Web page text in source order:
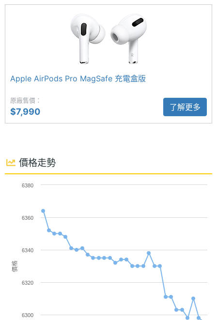
可結合運動模式偵測
AirPods Pro 3 首次支援心率感測功能，耳機內建感測
器每秒發出 256 次不可見光 LED，並結合加速度計感
測技術，即時監測使用者心率，搭配「健身」App 中
多達 50 種運動模式，可精準追蹤心率與消耗的卡路
里。聽力健康方面，AirPods Pro 3 提供「降低高音
量」功能，有效減少暴露於過高環境噪音的風險；同
AirPods Pro 3 功能特色
◎ H2 晶片
◎ IP57 防塵防水等級（耳機 + 充電盒）
◎ 主動式降噪、適應性通透模式、適應性等化功能
◎ 個人化空間音訊（動態頭部追蹤功能）
◎ 保真壓縮音訊（需搭配 Apple Vision Pro）
同步傳
感應器
感應器
心跳感
Yes
機體規格
30.9 mm
機身寬
機身厚
27 mm
Apple AirPods Pro MagSafe 充電盒版
原廠售價：
$7,990 了解更多
價格走勢
價格
6300
6320
6340
6360
6380